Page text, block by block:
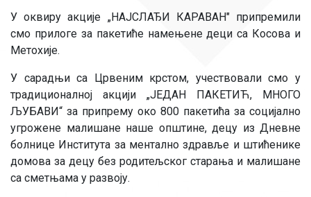
У оквиру акције „НАЈСЛАЂИ КАРАВАН" припремили
смо прилоге за пакетиће намењене деци са Косова и
Метохије.
У сарадњи са Црвеним крстом, учествовали смо у
традиционалној акцији „ЈЕДАН ПАКЕТИЋ, МНОГО
ЉУБАВИ“ за припрему око 800 пакетића за социјално
угрожене малишане наше општине, децу из Дневне
болнице Института за ментално здравље и штићенике
домова за децу без родитељског старања и малишане
са сметњама у развоју.